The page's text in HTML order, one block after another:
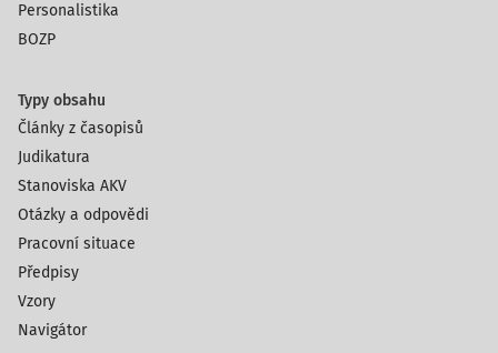
Personalistika
BOZP
Typy obsahu
Články z časopisů
Judikatura
Stanoviska AKV
Otázky a odpovědi
Pracovní situace
Předpisy
Vzory
Navigátor